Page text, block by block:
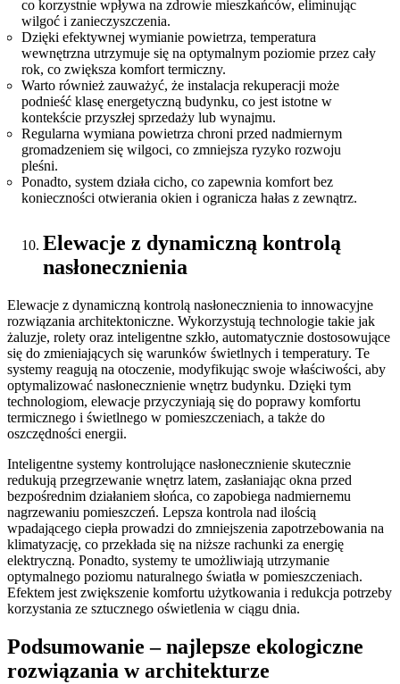
co korzystnie wpływa na zdrowie mieszkańców, eliminując
wilgoć i zanieczyszczenia.
Dzięki efektywnej wymianie powietrza, temperatura
wewnętrzna utrzymuje się na optymalnym poziomie przez cały
rok, co zwiększa komfort termiczny.
Warto również zauważyć, że instalacja rekuperacji może
podnieść klasę energetyczną budynku, co jest istotne w
kontekście przyszłej sprzedaży lub wynajmu.
Regularna wymiana powietrza chroni przed nadmiernym
gromadzeniem się wilgoci, co zmniejsza ryzyko rozwoju
pleśni.
Ponadto, system działa cicho, co zapewnia komfort bez
konieczności otwierania okien i ogranicza hałas z zewnątrz.
Elewacje z dynamiczną kontrolą
nasłonecznienia
Elewacje z dynamiczną kontrolą nasłonecznienia to innowacyjne
rozwiązania architektoniczne. Wykorzystują technologie takie jak
żaluzje, rolety oraz inteligentne szkło, automatycznie dostosowujące
się do zmieniających się warunków świetlnych i temperatury. Te
systemy reagują na otoczenie, modyfikując swoje właściwości, aby
optymalizować nasłonecznienie wnętrz budynku. Dzięki tym
technologiom, elewacje przyczyniają się do poprawy komfortu
termicznego i świetlnego w pomieszczeniach, a także do
oszczędności energii.
Inteligentne systemy kontrolujące nasłonecznienie skutecznie
redukują przegrzewanie wnętrz latem, zasłaniając okna przed
bezpośrednim działaniem słońca, co zapobiega nadmiernemu
nagrzewaniu pomieszczeń. Lepsza kontrola nad ilością
wpadającego ciepła prowadzi do zmniejszenia zapotrzebowania na
klimatyzację, co przekłada się na niższe rachunki za energię
elektryczną. Ponadto, systemy te umożliwiają utrzymanie
optymalnego poziomu naturalnego światła w pomieszczeniach.
Efektem jest zwiększenie komfortu użytkowania i redukcja potrzeby
korzystania ze sztucznego oświetlenia w ciągu dnia.
Podsumowanie – najlepsze ekologiczne
rozwiązania w architekturze